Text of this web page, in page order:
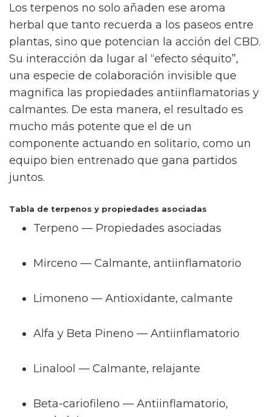
a frenar la caída, manteniendo el aspecto
fuerte y saludable por más tiempo.
¿Qué hace que los cosméticos con CBD
sean tan eficaces?
Una parte sorprendente es que la eficacia de
las flores de CBD no solo viene del
cannabidiol en sí, sino de la sinergia casi
mágica que logra con otros compuestos
puede compararse a una orquesta bien
afinada: cada “instrumento” suma y amplifica
Los terpenos no solo añaden ese aroma
plantas, sino que potencian la acción del CBD.
una especie de colaboración invisible que
calmantes. De esta manera, el resultado es